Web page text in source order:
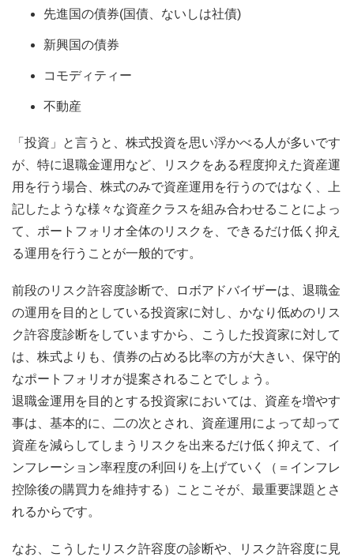
先進国の債券(国債、ないしは社債)
新興国の債券
コモディティー
不動産
「投資」と言うと、株式投資を思い浮かべる人が多いです
が、特に退職金運用など、リスクをある程度抑えた資産運
用を行う場合、株式のみで資産運用を行うのではなく、上
記したような様々な資産クラスを組み合わせることによっ
て、ポートフォリオ全体のリスクを、できるだけ低く抑え
る運用を行うことが一般的です。
前段のリスク許容度診断で、ロボアドバイザーは、退職金
の運用を目的としている投資家に対し、かなり低めのリス
ク許容度診断をしていますから、こうした投資家に対して
は、株式よりも、債券の占める比率の方が大きい、保守的
なポートフォリオが提案されることでしょう。
退職金運用を目的とする投資家においては、資産を増やす
事は、基本的に、二の次とされ、資産運用によって却って
資産を減らしてしまうリスクを出来るだけ低く抑えて、イ
ンフレーション率程度の利回りを上げていく（＝インフレ
控除後の購買力を維持する）ことこそが、最重要課題とさ
れるからです。
なお、こうしたリスク許容度の診断や、リスク許容度に見